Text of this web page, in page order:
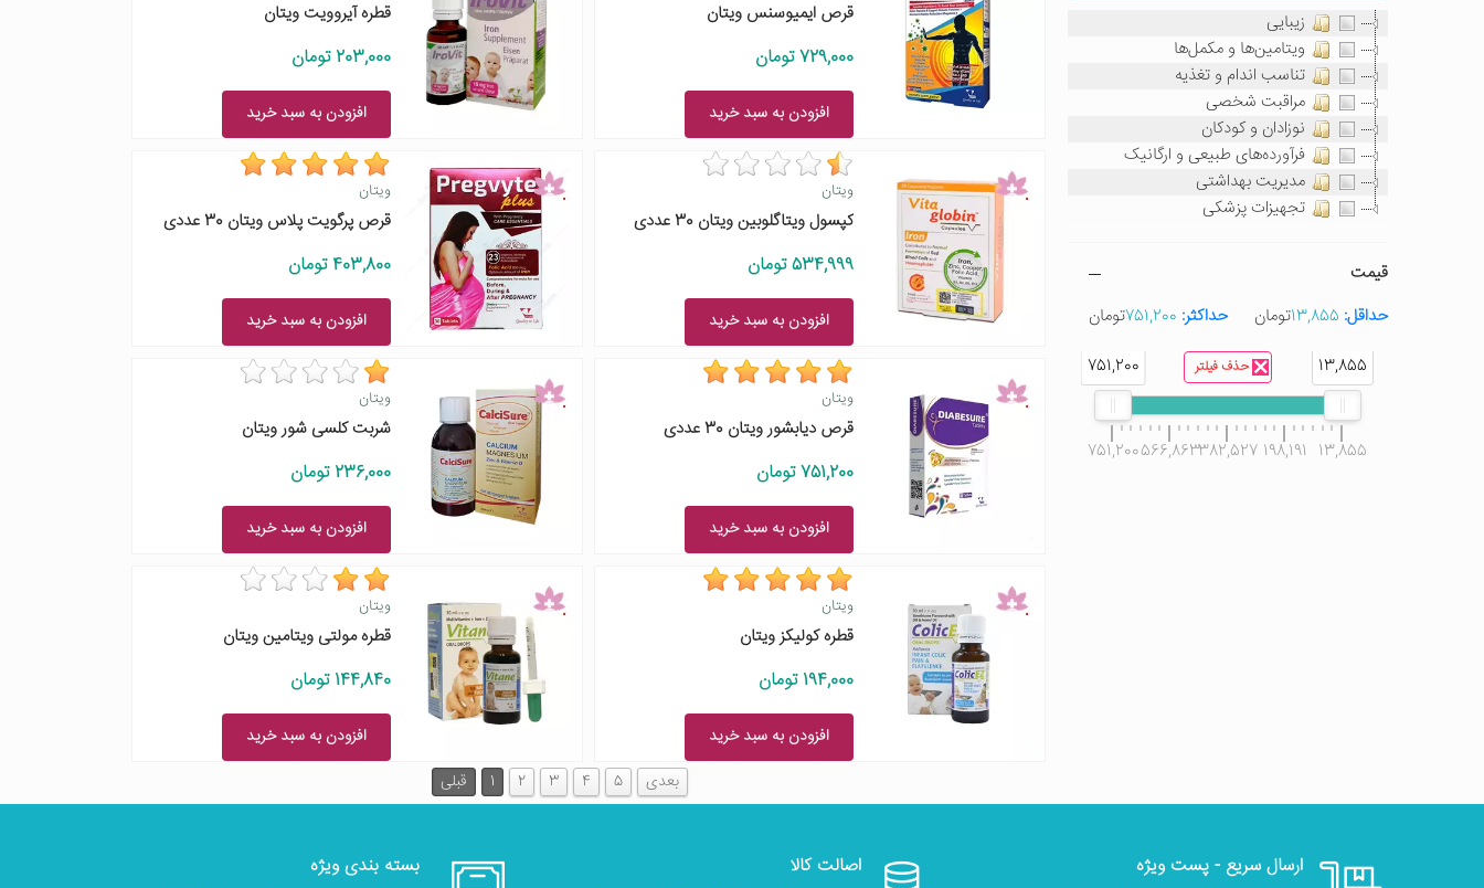
زیبایی
ویتامین‌ها و مکمل‌ها
تناسب اندام و تغذیه
مراقبت شخصی
نوزادان و کودکان
فرآورده‌های طبیعی و ارگانیک
مدیریت بهداشتی
تجهیزات پزشکی
قیمت
حداقل: 13,855تومان حداکثر: 751,200تومان
حذف فیلتر 13,855
751,200
13,855
198,191
382,527
566,863
751,200
قرص ایمیوسنس ویتان
729,000 تومان
افزودن به سبد خرید
قطره آیروویت ویتان
203,000 تومان
افزودن به سبد خرید
ویتان
کپسول ویتاگلوبین ویتان 30 عددی
534,999 تومان
افزودن به سبد خرید
ویتان
قرص پرگویت پلاس ویتان 30 عددی
403,800 تومان
افزودن به سبد خرید
ویتان
قرص دیابشور ویتان 30 عددی
751,200 تومان
افزودن به سبد خرید
ویتان
شربت کلسی شور ویتان
236,000 تومان
افزودن به سبد خرید
ویتان
قطره کولیکز ویتان
194,000 تومان
افزودن به سبد خرید
ویتان
قطره مولتی ویتامین ویتان
144,840 تومان
افزودن به سبد خرید
قبلی
1 2 3 4 5 بعدی
ارسال سریع - پست ویژه اصالت کالا بسته بندی ویژه